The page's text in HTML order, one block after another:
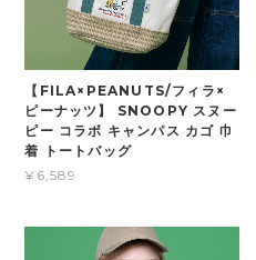
【FILA×PEANUTS/フィラ×
ピーナッツ】 SNOOPY スヌー
ピー コラボ キャンパス カゴ 巾
着 トートバッグ
¥6,589